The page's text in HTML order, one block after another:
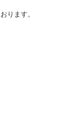
ります。